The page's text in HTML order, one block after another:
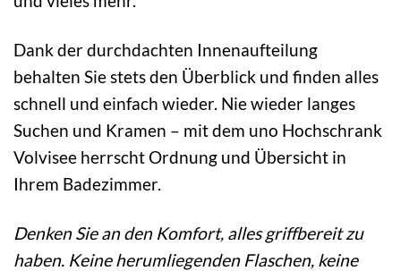
Dank der durchdachten Innenaufteilung
behalten Sie stets den Überblick und finden alles
schnell und einfach wieder. Nie wieder langes
Suchen und Kramen – mit dem uno Hochschrank
Volvisee herrscht Ordnung und Übersicht in
Ihrem Badezimmer.
Denken Sie an den Komfort, alles griffbereit zu
haben. Keine herumliegenden Flaschen, keine